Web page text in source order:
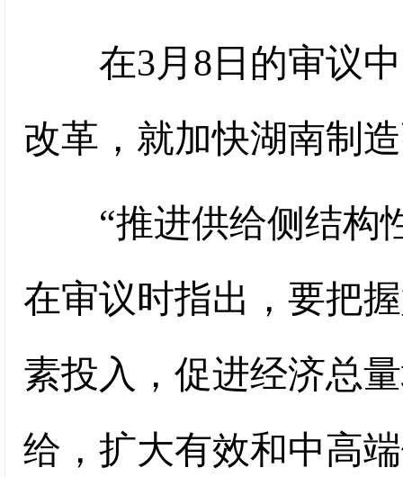
在3月8日的审议中
改革，就加快湖南制
“推进供给侧结构
在审议时指出，要把
素投入，促进经济总
给，扩大有效和中高